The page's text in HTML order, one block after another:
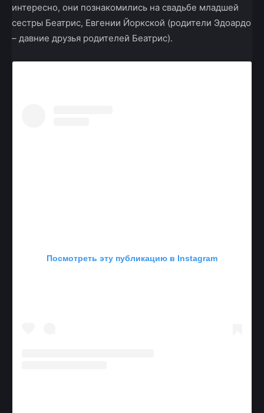
интересно, они познакомились на свадьбе младшей
сестры Беатрис, Евгении Йоркской (родители Эдоардо
– давние друзья родителей Беатрис).
Посмотреть эту публикацию в Instagram